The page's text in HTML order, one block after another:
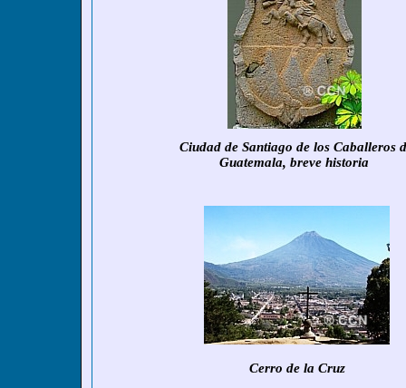
Ciudad de Santiago de los Caballeros
Guatemala, breve historia
Cerro de la Cruz